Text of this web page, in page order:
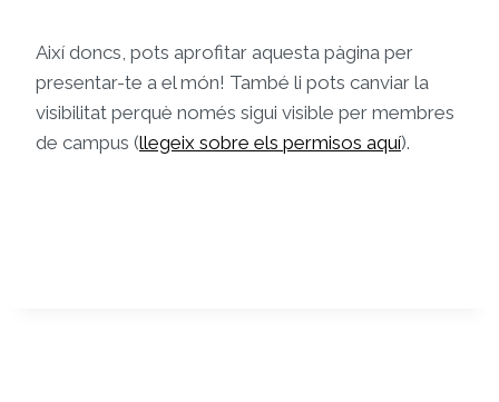
Així doncs, pots aprofitar aquesta pàgina per
presentar-te a el món! També li pots canviar la
visibilitat perquè només sigui visible per membres
de campus (llegeix sobre els permisos aquí).